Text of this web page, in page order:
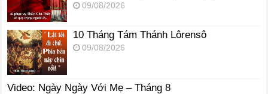
09/08/2026
10 Tháng Tám Thánh Lôrensô
09/08/2026
Video: Ngày Ngày Với Mẹ – Tháng 8